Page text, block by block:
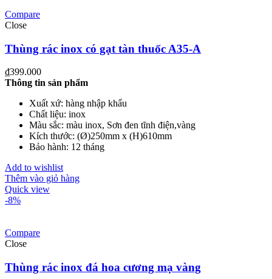
Compare
Close
Thùng rác inox có gạt tàn thuốc A35-A
₫399.000
Thông tin sản phẩm
Xuất xứ: hàng nhập khẩu
Chất liệu: inox
Màu sắc: màu inox, Sơn đen tĩnh điện,vàng
Kích thước: (Ø)250mm x (H)610mm
Bảo hành: 12 tháng
Add to wishlist
Thêm vào giỏ hàng
Quick view
-8%
Compare
Close
Thùng rác inox đá hoa cương mạ vàng